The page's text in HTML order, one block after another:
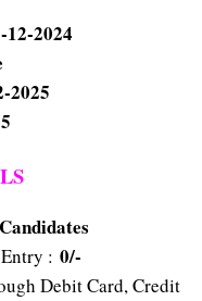
12-2024
2025
: 0/-
Debit Card, Credit